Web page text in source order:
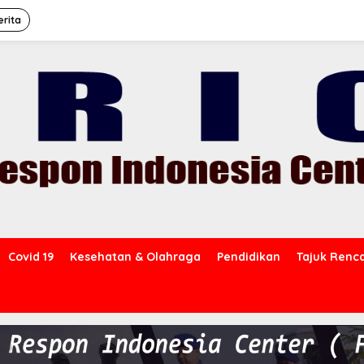
Covid 19 Kesehatan & Olahraga Pendidikan Tajuk